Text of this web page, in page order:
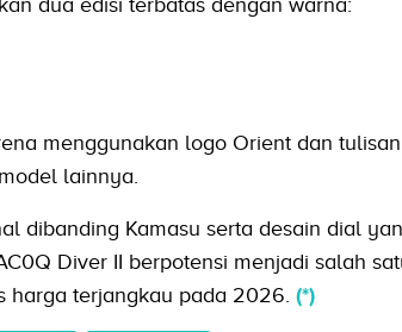
menggunakan logo Orient dan tulisan
lainnya.
dibanding Kamasu serta desain dial
Diver II berpotensi menjadi salah
harga terjangkau pada 2026. (*)